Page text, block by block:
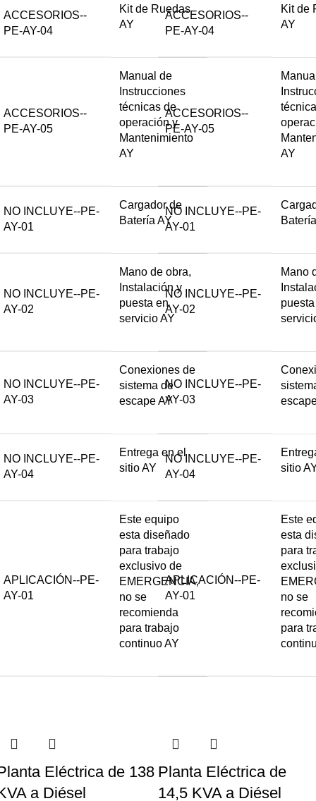
ACCESORIOS--
PE-AY-04
Kit de Ruedas
AY
ACCESORIOS--
PE-AY-05
Manual de
Instrucciones
técnicas de
operación y
Mantenimiento
AY
NO INCLUYE--PE-
AY-01
Cargador de
Batería AY
NO INCLUYE--PE-
AY-02
Mano de obra,
Instalación y
puesta en
servicio AY
NO INCLUYE--PE-
AY-03
Conexiones de
sistema de
escape AY
NO INCLUYE--PE-
AY-04
Entrega en el
sitio AY
APLICACIÓN--PE-
AY-01
Este equipo
esta diseñado
para trabajo
exclusivo de
EMERGENCIA,
no se
recomienda
para trabajo
continuo AY
ACCESORIOS--
PE-AY-04
Kit de
AY
ACCESORIOS--
PE-AY-05
AY
NO INCLUYE--PE-
AY-01
NO INCLUYE--PE-
AY-02
Mano
NO INCLUYE--PE-
AY-03
NO INCLUYE--PE-
AY-04
sitio
APLICACIÓN--PE-
AY-01
Este
esta
para
no se
para
Eléctrica de 138
a Diésel
Planta Eléctrica de
14,5 KVA a Diésel